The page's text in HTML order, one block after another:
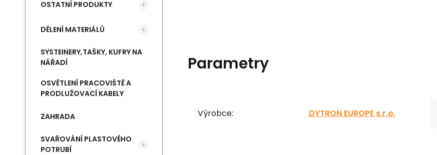
Parametry
Výrobce: DYTRON EUROPE s.r.o.
OSTATNÍ PRODUKTY
DĚLENÍ MATERIÁLŮ
SYSTEINERY,TAŠKY, KUFRY NA
NÁŘADÍ
OSVĚTLENÍ PRACOVIŠTĚ A
PRODLUŽOVACÍ KABELY
ZAHRADA
SVAŘOVÁNÍ PLASTOVÉHO
POTRUBÍ